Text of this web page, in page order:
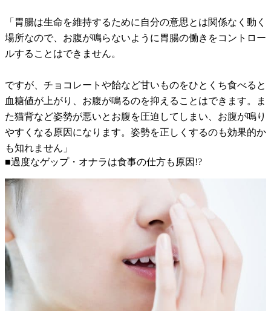
「胃腸は生命を維持するために自分の意思とは関係なく動く
場所なので、お腹が鳴らないように胃腸の働きをコントロー
ルすることはできません。
ですが、チョコレートや飴など甘いものをひとくち食べると
血糖値が上がり、お腹が鳴るのを抑えることはできます。ま
た猫背など姿勢が悪いとお腹を圧迫してしまい、お腹が鳴り
やすくなる原因になります。姿勢を正しくするのも効果的か
も知れません」
■過度なゲップ・オナラは食事の仕方も原因!?